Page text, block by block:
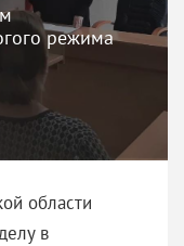
режима
области
в